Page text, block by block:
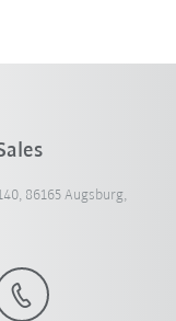
86165 Augsburg,